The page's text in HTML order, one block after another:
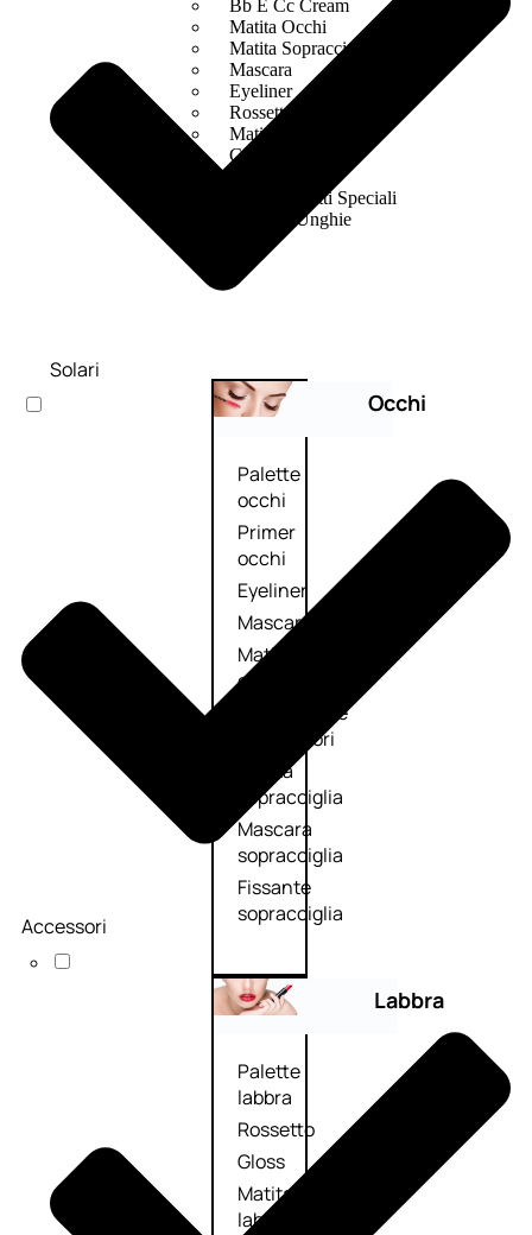
Bb E Cc Cream
Matita Occhi
Matita Sopracciglia
Mascara
Eyeliner
Rossetto
Matita Labbra
Gloss
Smalto Effetti Speciali
Solventi Unghie
Occhi
Palette
occhi
Primer
occhi
Eyeliner
Mascara
Matita
occhi
Antiocchiaie
e correttori
Matita
sopracciglia
Mascara
sopracciglia
Fissante
sopracciglia
Labbra
Palette
labbra
Rossetto
Gloss
Matita
labbra
Solari
Accessori